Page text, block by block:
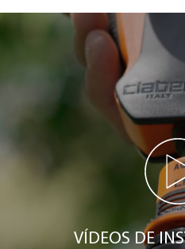
VÍDEOS DE